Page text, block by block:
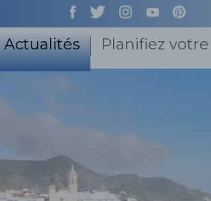
Actualités Planifiez